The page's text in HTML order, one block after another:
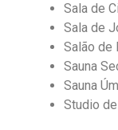
Sala de
Sala de
Salão de
Sauna
Sauna
Studio